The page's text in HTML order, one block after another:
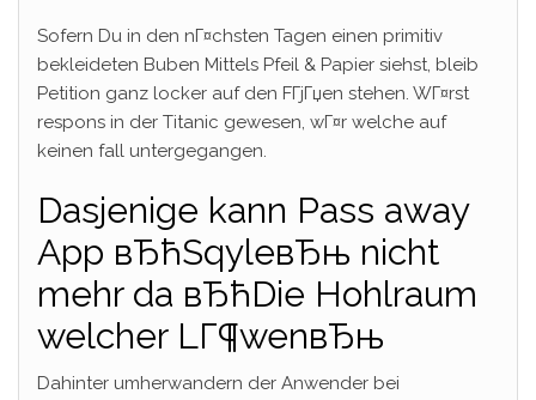
Sofern Du in den nГ¤chsten Tagen einen primitiv
bekleideten Buben Mittels Pfeil & Papier siehst, bleib
Petition ganz locker auf den FГјГџen stehen. WГ¤rst
respons in der Titanic gewesen, wГ¤r welche auf
keinen fall untergegangen.
Dasjenige kann Pass away
App вЂћSqyleвЂњ nicht
mehr da вЂћDie Hohlraum
welcher LГ¶wenвЂњ
Dahinter umherwandern der Anwender bei